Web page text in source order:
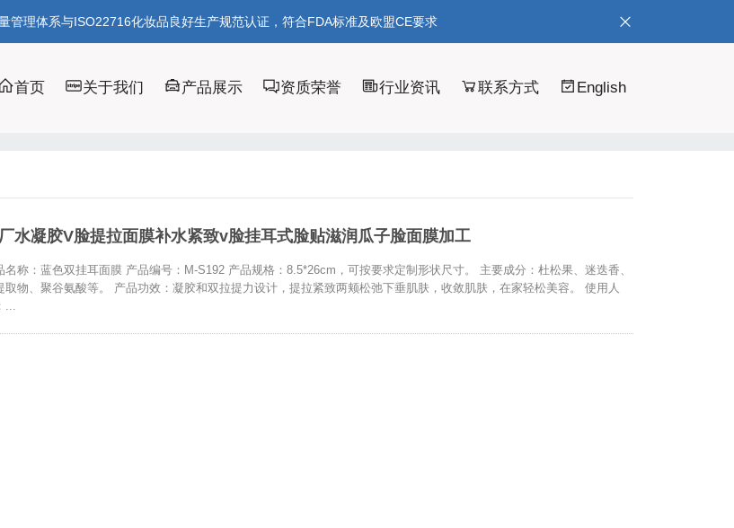
理体系与ISO22716化妆品良好生产规范认证，符合FDA标准及欧盟CE要求
首页 关于我们 产品展示 资质荣誉 行业资讯 联系方式 English
水凝胶V脸提拉面膜补水紧致v脸挂耳式脸贴滋润瓜子脸面膜加工
名称：蓝色双挂耳面膜 产品编号：M-S192 产品规格：8.5*26cm，可按要求定制形状尺寸。 主要成分：杜松果、迷迭香、
取物、聚谷氨酸等。 产品功效：凝胶和双拉提力设计，提拉紧致两颊松弛下垂肌肤，收敛肌肤，在家轻松美容。 使用人
...